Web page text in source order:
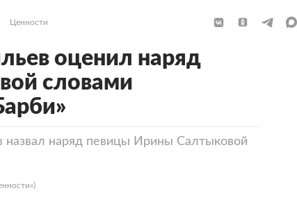
Ценности
оценил наряд
словами
назвал наряд певицы Ирины Салтыковой